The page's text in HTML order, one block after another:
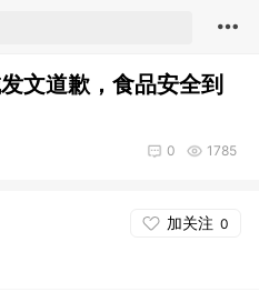
文道歉，食品安全到
1785
0
加关注 0